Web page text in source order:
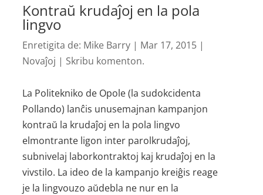
Kontraŭ krudaĵoj en la pola
lingvo
Enretigita de: Mike Barry | Mar 17, 2015 |
Novaĵoj | Skribu komenton.
La Politekniko de Opole (la sudokcidenta
Pollando) lanĉis unusemajnan kampanjon
kontraŭ la krudaĵoj en la pola lingvo
elmontrante ligon inter parol­krudaĵoj,
subnivelaj laborkontraktoj kaj krudaĵoj en la
vivstilo. La ideo de la kampanjo kreiĝis reage
je la lingvouzo aŭdebla ne nur en la